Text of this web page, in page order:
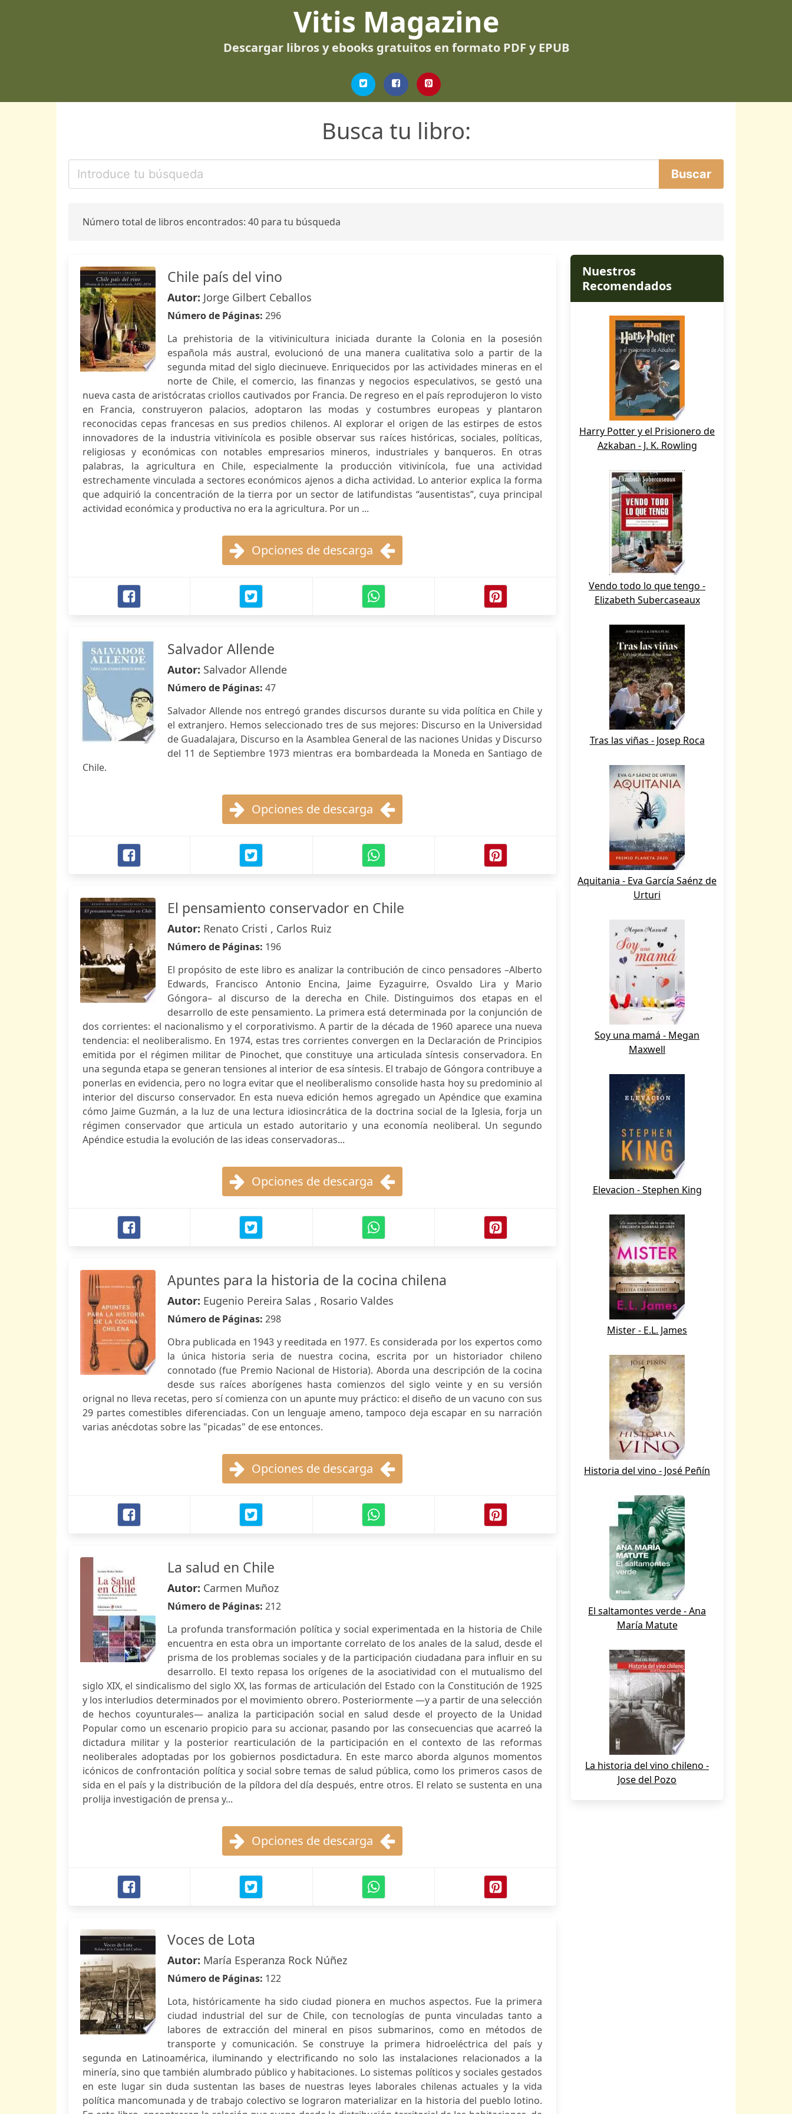
Vitis Magazine
Descargar libros y ebooks gratuitos en formato PDF y EPUB
Busca tu libro:
Número total de libros encontrados: 40 para tu búsqueda
Chile país del vino
Autor: Jorge Gilbert Ceballos
Número de Páginas: 296
La prehistoria de la vitivinicultura iniciada durante la Colonia en la posesión
española más austral, evolucionó de una manera cualitativa solo a partir de la
segunda mitad del siglo diecinueve. Enriquecidos por las actividades mineras en el
norte de Chile, el comercio, las finanzas y negocios especulativos, se gestó una
nueva casta de aristócratas criollos cautivados por Francia. De regreso en el país reprodujeron lo visto
en Francia, construyeron palacios, adoptaron las modas y costumbres europeas y plantaron
reconocidas cepas francesas en sus predios chilenos. Al explorar el origen de las estirpes de estos
innovadores de la industria vitivinícola es posible observar sus raíces históricas, sociales, políticas,
religiosas y económicas con notables empresarios mineros, industriales y banqueros. En otras
palabras, la agricultura en Chile, especialmente la producción vitivinícola, fue una actividad
estrechamente vinculada a sectores económicos ajenos a dicha actividad. Lo anterior explica la forma
que adquirió la concentración de la tierra por un sector de latifundistas “ausentistas”, cuya principal
actividad económica y productiva no era la agricultura. Por un ...
Opciones de descarga
Salvador Allende
Autor: Salvador Allende
Número de Páginas: 47
Salvador Allende nos entregó grandes discursos durante su vida política en Chile y
el extranjero. Hemos seleccionado tres de sus mejores: Discurso en la Universidad
de Guadalajara, Discurso en la Asamblea General de las naciones Unidas y Discurso
del 11 de Septiembre 1973 mientras era bombardeada la Moneda en Santiago de
Chile.
Opciones de descarga
El pensamiento conservador en Chile
Autor: Renato Cristi , Carlos Ruiz
Número de Páginas: 196
El propósito de este libro es analizar la contribución de cinco pensadores –Alberto
Edwards, Francisco Antonio Encina, Jaime Eyzaguirre, Osvaldo Lira y Mario
Góngora– al discurso de la derecha en Chile. Distinguimos dos etapas en el
desarrollo de este pensamiento. La primera está determinada por la conjunción de
dos corrientes: el nacionalismo y el corporativismo. A partir de la década de 1960 aparece una nueva
tendencia: el neoliberalismo. En 1974, estas tres corrientes convergen en la Declaración de Principios
emitida por el régimen militar de Pinochet, que constituye una articulada síntesis conservadora. En
una segunda etapa se generan tensiones al interior de esa síntesis. El trabajo de Góngora contribuye a
ponerlas en evidencia, pero no logra evitar que el neoliberalismo consolide hasta hoy su predominio al
interior del discurso conservador. En esta nueva edición hemos agregado un Apéndice que examina
cómo Jaime Guzmán, a la luz de una lectura idiosincrática de la doctrina social de la Iglesia, forja un
régimen conservador que articula un estado autoritario y una economía neoliberal. Un segundo
Apéndice estudia la evolución de las ideas conservadoras...
Opciones de descarga
Apuntes para la historia de la cocina chilena
Autor: Eugenio Pereira Salas , Rosario Valdes
Número de Páginas: 298
Obra publicada en 1943 y reeditada en 1977. Es considerada por los expertos como
la única historia seria de nuestra cocina, escrita por un historiador chileno
connotado (fue Premio Nacional de Historia). Aborda una descripción de la cocina
desde sus raíces aborígenes hasta comienzos del siglo veinte y en su versión
orignal no lleva recetas, pero sí comienza con un apunte muy práctico: el diseño de un vacuno con sus
29 partes comestibles diferenciadas. Con un lenguaje ameno, tampoco deja escapar en su narración
varias anécdotas sobre las "picadas" de ese entonces.
Opciones de descarga
La salud en Chile
Autor: Carmen Muñoz
Número de Páginas: 212
La profunda transformación política y social experimentada en la historia de Chile
encuentra en esta obra un importante correlato de los anales de la salud, desde el
prisma de los problemas sociales y de la participación ciudadana para influir en su
desarrollo. El texto repasa los orígenes de la asociatividad con el mutualismo del
siglo XIX, el sindicalismo del siglo XX, las formas de articulación del Estado con la Constitución de 1925
y los interludios determinados por el movimiento obrero. Posteriormente —y a partir de una selección
de hechos coyunturales— analiza la participación social en salud desde el proyecto de la Unidad
Popular como un escenario propicio para su accionar, pasando por las consecuencias que acarreó la
dictadura militar y la posterior rearticulación de la participación en el contexto de las reformas
neoliberales adoptadas por los gobiernos posdictadura. En este marco aborda algunos momentos
icónicos de confrontación política y social sobre temas de salud pública, como los primeros casos de
sida en el país y la distribución de la píldora del día después, entre otros. El relato se sustenta en una
prolija investigación de prensa y...
Opciones de descarga
Voces de Lota
Autor: María Esperanza Rock Núñez
Número de Páginas: 122
Lota, históricamente ha sido ciudad pionera en muchos aspectos. Fue la primera
ciudad industrial del sur de Chile, con tecnologías de punta vinculadas tanto a
labores de extracción del mineral en pisos submarinos, como en métodos de
transporte y comunicación. Se construye la primera hidroeléctrica del país y
segunda en Latinoamérica, iluminando y electrificando no solo las instalaciones relacionados a la
minería, sino que también alumbrado público y habitaciones. Lo sistemas políticos y sociales gestados
en este lugar sin duda sustentan las bases de nuestras leyes laborales chilenas actuales y la vida
política mancomunada y de trabajo colectivo se lograron materializar en la historia del pueblo lotino.
Nuestros
Recomendados
Harry Potter y el Prisionero de
Azkaban - J. K. Rowling
Vendo todo lo que tengo -
Elizabeth Subercaseaux
Tras las viñas - Josep Roca
Aquitania - Eva García Saénz de
Urturi
Soy una mamá - Megan
Maxwell
Elevacion - Stephen King
Mister - E.L. James
Historia del vino - José Peñín
El saltamontes verde - Ana
María Matute
La historia del vino chileno -
Jose del Pozo